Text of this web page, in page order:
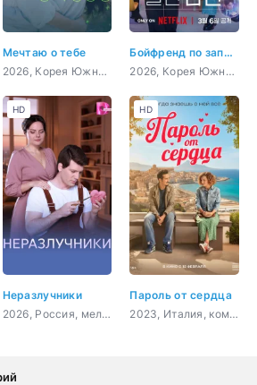
Мечтаю о тебе
2026, Корея Южная, мелодрама, комедия
Бойфренд по запросу
2026, Корея Южная, мелодрама, комедия, фантастика
Неразлучники
2026, Россия, мелодрама
HD
Пароль от сердца
2023, Италия, комедия, семейный
HD